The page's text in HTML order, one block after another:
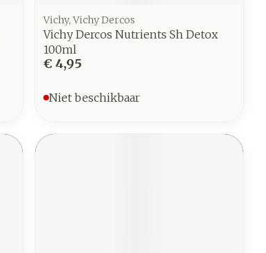
Vichy, Vichy Dercos
Vichy Dercos Nutrients Sh Detox
100ml
€ 4,95
Niet beschikbaar